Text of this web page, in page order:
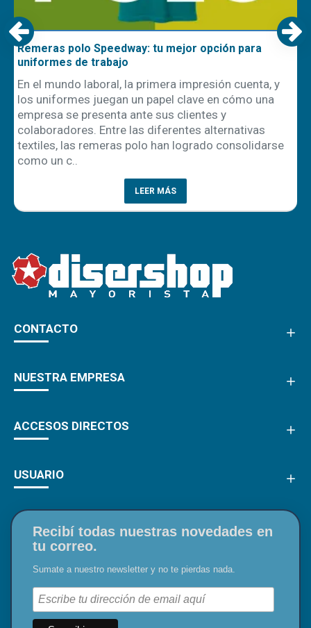
Remeras polo Speedway: tu mejor opción para
uniformes de trabajo
En el mundo laboral, la primera impresión cuenta, y
los uniformes juegan un papel clave en cómo una
empresa se presenta ante sus clientes y
colaboradores. Entre las diferentes alternativas
textiles, las remeras polo han logrado consolidarse
como un c..
LEER MÁS
CONTACTO
NUESTRA EMPRESA
ACCESOS DIRECTOS
USUARIO
Recibí todas nuestras novedades en
tu correo.
Sumate a nuestro newsletter y no te pierdas nada.